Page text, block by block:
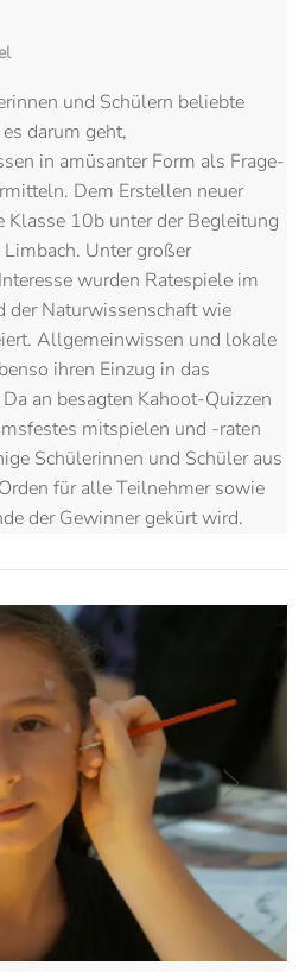
und Schülern beliebte
darum geht,
in amüsanter Form als Frage-
Dem Erstellen neuer
Klasse 10b unter der Begleitung
Unter großer
wurden Ratespiele im
der Naturwissenschaft wie
Allgemeinwissen und lokale
ihren Einzug in das
an besagten Kahoot-Quizzen
mitspielen und -raten
Schülerinnen und Schüler aus
für alle Teilnehmer sowie
der Gewinner gekürt wird.